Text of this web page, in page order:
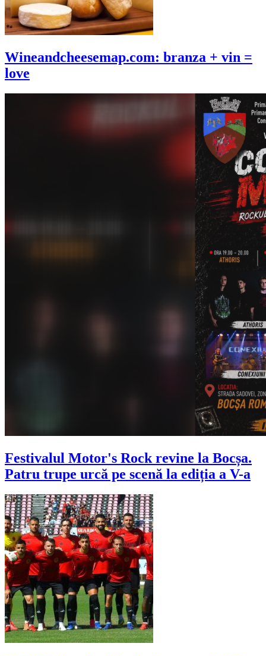
Wineandcheesemap.com: branza + vin =
love
Festivalul Motor's Rock revine la Bocșa.
Patru trupe urcă pe scenă la ediția a V-a